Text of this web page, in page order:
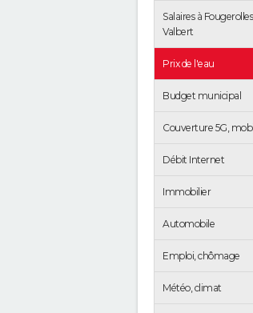
Salaires à
Valbert
Prix de l'eau
Budget municipal
Couverture 5G,
Débit Internet
Immobilier
Automobile
Emploi, chômage
Météo, climat